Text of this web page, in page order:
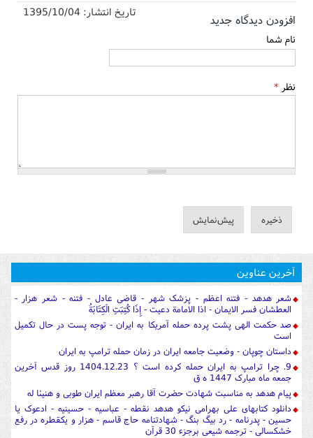
تاریخ انتشار: 1395/10/04 افزودن دیدگاه جدید
نام شما
نظر *
آخرین عناوین
شعر هدهد - فتنه اعظم - پزشک شهر - قاضی عادل - فتنه - شعر هزار -
العطشان فسر الایمان - اذا الامامة دعیت - إِذَا كُتِبَتِ الْكِتَابَةُ
صد حکمت الهی پشت پرده حمله آمریکا به ایران - توجه پست در حال تکمیل
است
داستان چوپان - وضعیت جامعه ایران در زمان حمله ترامپ به ایران
9. چرا ترامپ به ایران حمله کرده است ؟ 1404.12.23 روز قدس آخرین
جمعه ماه مبارک 1447 ه ق
پیام هدهد به مناسبت شهادت حضرت آقا رهبر معظم ایران طوبی و هنیئا له
دانلود کتابهای علی بهرامی نیکو هدهد نقطه - عباسیه - حسینیه - ادعوک یا
حسین - پدرنامه - رد بیگ بنگ - شهادتنامه حاج قاسم - هزار و یکقطره در رفع
خشکسالی - ترجمه شیعی برجزء 30 قرآن